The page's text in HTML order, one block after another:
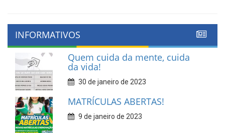
INFORMATIVOS
Quem cuida da mente, cuida
da vida!
30 de janeiro de 2023
MATRÍCULAS ABERTAS!
9 de janeiro de 2023